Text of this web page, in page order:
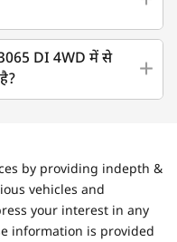
3065 DI 4WD में से
by providing indepth &
vehicles and
your interest in any
information is provided